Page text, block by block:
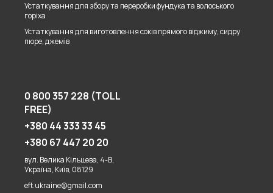
Устаткування для збору та переробки фундука та волоського
горіха
Устаткування для виготовлення соків прямого віджиму, сидру
пюре, джемів
0 800 357 228 (TOLL
FREE)
+380 44 333 33 45
+380 67 447 20 20
вул. Велика Кільцева, 4-В,
Україна, Київ, 08129
eft.ukraine@gmail.com